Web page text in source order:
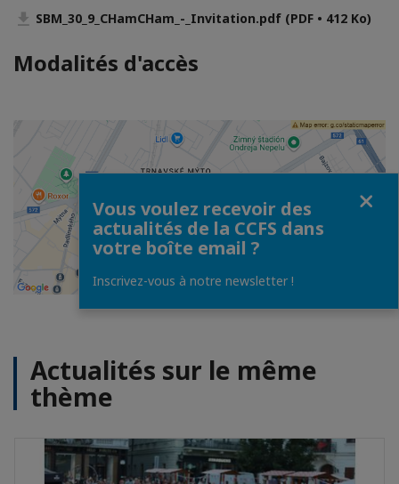
SBM_30_9_CHamCHam_-_Invitation.pdf (PDF • 412 Ko)
Modalités d'accès
Actualités sur le même
thème
Vous voulez recevoir des
actualités de la CCFS dans
votre boîte email ?
Inscrivez-vous à notre newsletter !